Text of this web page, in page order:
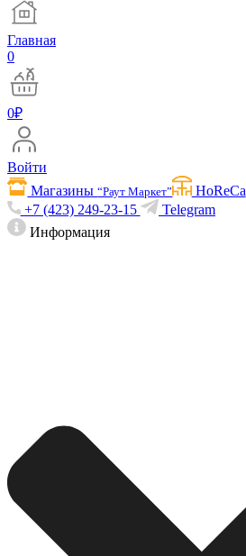
Главная
0
0₽
Войти
Магазины“Раут Маркет”
HoReCa
+7 (423) 249-23-15
Telegram
Информация